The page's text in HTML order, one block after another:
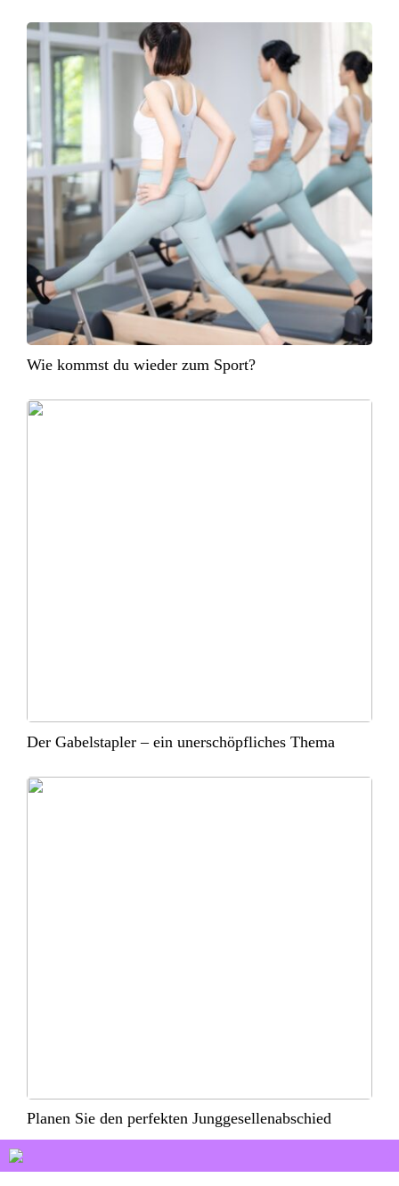
Wie kommst du wieder zum Sport?
Der Gabelstapler – ein unerschöpfliches Thema
Planen Sie den perfekten Junggesellenabschied